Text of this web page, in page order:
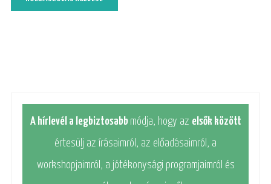
A hírlevél a legbiztosabb módja, hogy az elsők között
értesülj az írásaimról, az előadásaimról, a
workshopjaimról, a jótékonysági programjaimról és